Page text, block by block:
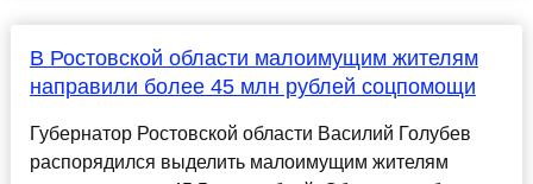
В Ростовской области малоимущим жителям
направили более 45 млн рублей соцпомощи
Губернатор Ростовской области Василий Голубев
распорядился выделить малоимущим жителям